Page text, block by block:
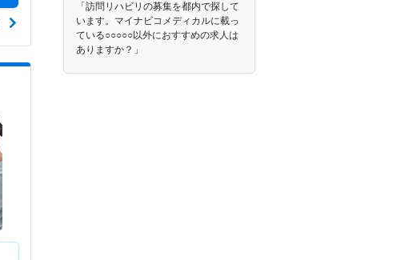
「訪問リハビリの募集を都内で探して
います。マイナビコメディカルに載っ
ている○○○○○以外におすすめの求人は
ありますか？」